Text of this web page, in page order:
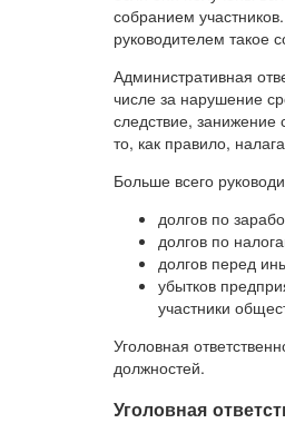
собранием
руководителем такое
Административная
числе за нарушение
следствие,
то, как правило,
Больше всего
долгов по
долгов по
долгов перед
убытков
участники
Уголовная
должностей.
Уголовная